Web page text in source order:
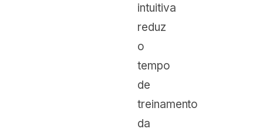
intuitiva
reduz
o
tempo
de
treinamento
da